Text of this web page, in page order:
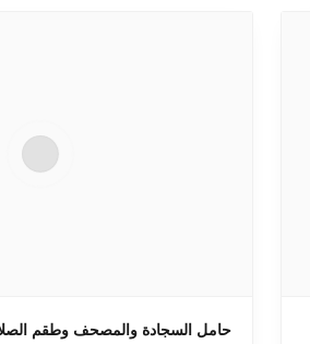
حامل السجادة والمصحف وطقم